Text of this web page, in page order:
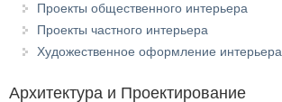
Проекты общественного интерьера
Проекты частного интерьера
Художественное оформление интерьера
Архитектура и Проектирование